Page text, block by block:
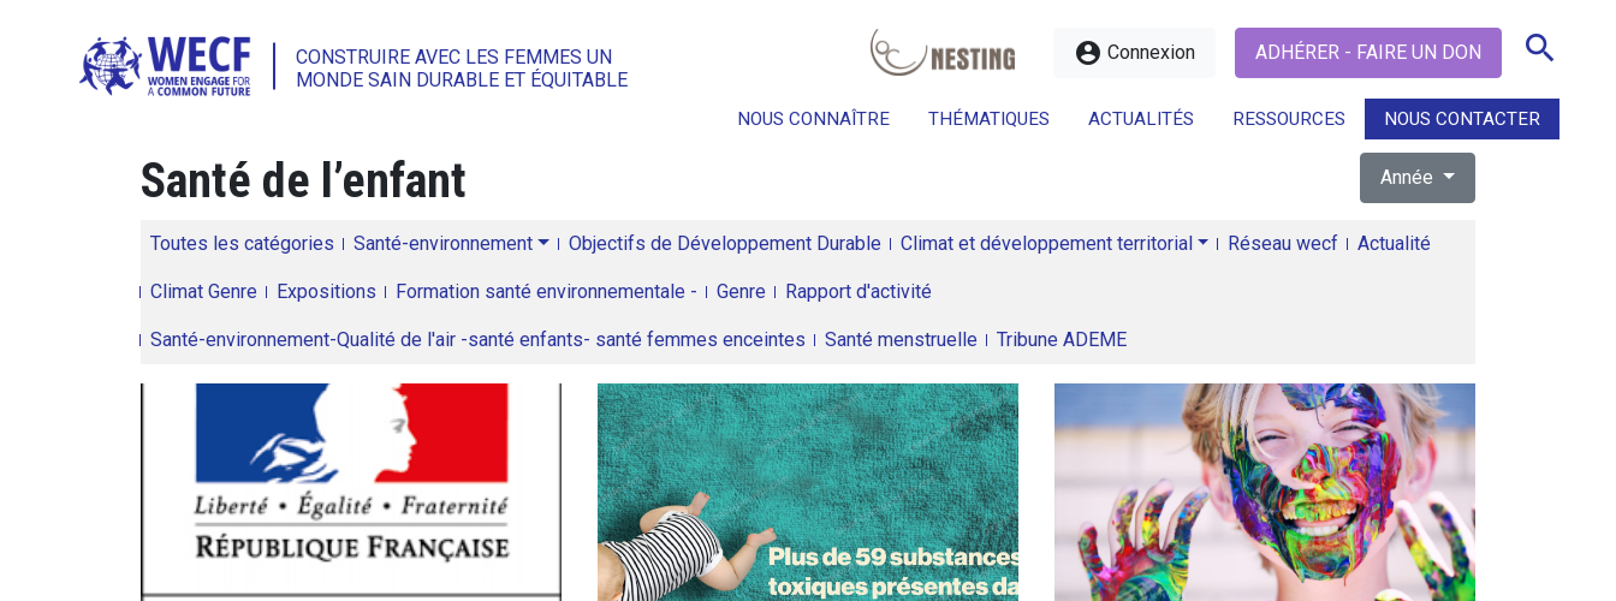
CONSTRUIRE AVEC LES FEMMES UN
MONDE SAIN DURABLE ET ÉQUITABLE
account_circle Connexion ADHÉRER - FAIRE UN DON search
NOUS CONNAÎTRE THÉMATIQUES ACTUALITÉS RESSOURCES NOUS CONTACTER
search
Santé de l’enfant Année
Toutes les catégories Santé-environnement Objectifs de Développement Durable Climat et développement territorial Réseau wecf Actualité
Climat Genre Expositions Formation santé environnementale - Genre Rapport d'activité
Santé-environnement-Qualité de l'air -santé enfants- santé femmes enceintes Santé menstruelle Tribune ADEME